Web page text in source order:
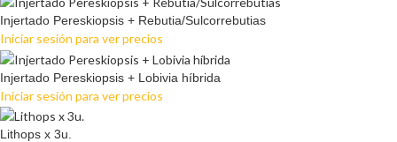
Injertado Pereskiopsis + Rebutia/Sulcorrebutias
Iniciar sesión para ver precios
Injertado Pereskiopsis + Lobivia híbrida
Iniciar sesión para ver precios
Lithops x 3u.